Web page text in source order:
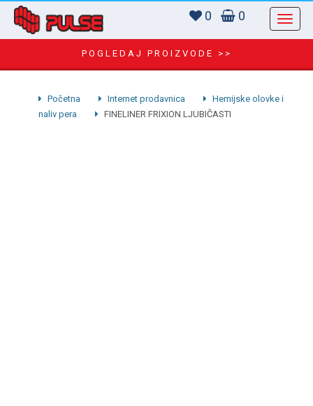
0 0
POGLEDAJ PROIZVODE >>
Početna Internet prodavnica
Hemijske olovke i
naliv pera
FINELINER FRIXION LJUBIČASTI